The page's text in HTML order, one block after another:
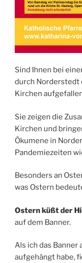
Sind Ihnen bei
durch Norderstedt
Kirchen
Sie zeigen die
Kirchen und
Ökumene in
Pandemiezeiten
Besonders an
was Ostern
Ostern küßt der
auf dem Banner.
Als ich das Banner
aufgehängt habe,